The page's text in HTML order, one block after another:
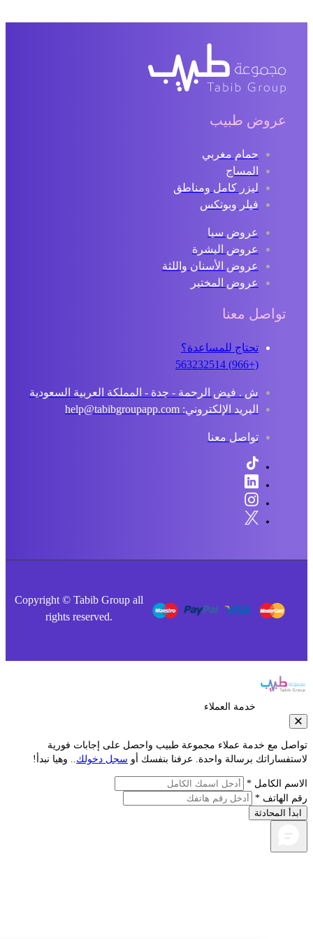
عروض طبيب
حمام مغربي
المساج
ليزر كامل ومناطق
فيلر وبوتكس
عروض سبا
عروض البشرة
عروض الأسنان واللثة
عروض المختبر
تواصل معنا
تحتاج للمساعدة؟
ش . فيض الرحمة - جدة - المملكة العربية السعودية
البريد الإلكتروني: help@tabibgroupapp.com
تواصل معنا
Copyright © Tabib Group all
rights reserved.
خدمة العملاء
مع خدمة عملاء مجموعة طبيب واحصل على إجابات فورية
برسالة واحدة. عرفنا بنفسك أوسجل دخولك.. وهيا نبدأ!
الكامل *
الهاتف *
المحادثة